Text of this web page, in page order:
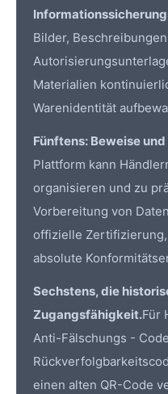
Bilder,
Materialien
Warenidentität
Fünftens: Beweise
Plattform kann
organisieren und zu
Vorbereitung von
offizielle
absolute
Sechstens, die
Zugangsfähigkeit.Für
Anti-Fälschungs -
einen alten QR-Code